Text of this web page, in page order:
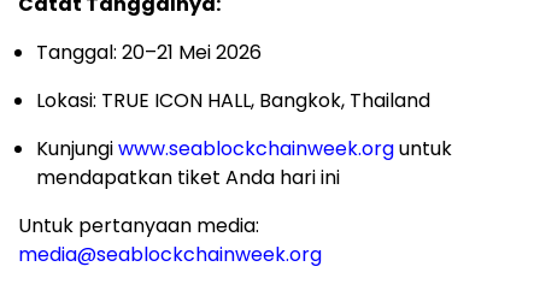
Tanggal: 20–21 Mei 2026
Lokasi: TRUE ICON HALL, Bangkok, Thailand
Kunjungiwww.seablockchainweek.orguntuk
mendapatkan tiket Anda hari ini
Untuk pertanyaan media:
media@seablockchainweek.org